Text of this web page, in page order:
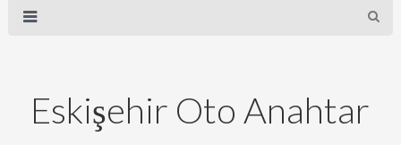
Eskişehir Oto Anahtar